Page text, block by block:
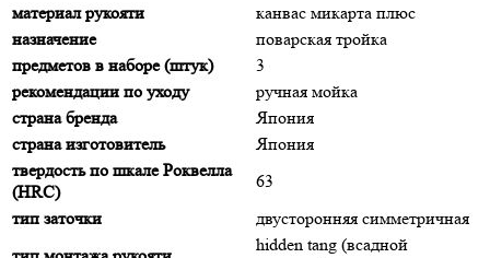
материал рукояти
канвас микарта плюс
назначение
поварская тройка
предметов в наборе (штук)
3
рекомендации по уходу
ручная мойка
страна бренда
Япония
страна изготовитель
Япония
твердость по шкале Роквелла
(HRC)
63
тип заточки
двусторонняя симметричная
hidden tang (всадной